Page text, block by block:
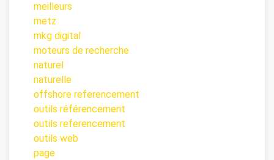
meilleurs
metz
mkg digital
moteurs de recherche
naturel
naturelle
offshore referencement
outils référencement
outils referencement
outils web
page